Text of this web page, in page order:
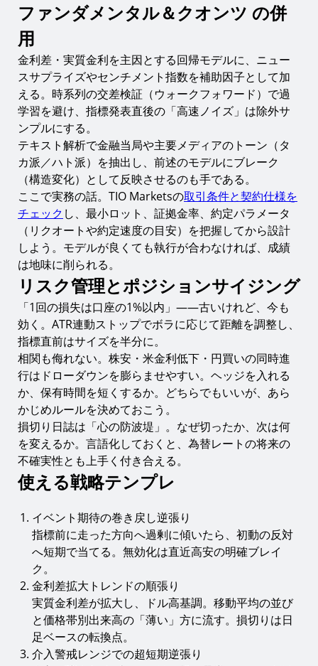
ファンダメンタル＆クオンツ の併
用
金利差・実質金利を主因とする回帰モデルに、ニュー
スサプライズやセンチメント指数を補助因子として加
える。時系列の交差検証（ウォークフォワード）で過
学習を避け、指標発表直後の「高速ノイズ」は除外サ
ンプルにする。
テキスト解析で金融当局や主要メディアのトーン（タ
カ派／ハト派）を抽出し、前述のモデルにブレーク
（構造変化）として反映させるのも手である。
ここで実務の話。TIO Marketsの取引条件と契約仕様を
チェック し、最小ロット、証拠金率、約定パラメータ
（リクオートや約定速度の目安）を把握してから設計
しよう。モデルが良くても執行が合わなければ、成績
は地味に削られる。
リスク管理とポジションサイジング
「1回の損失は口座の1%以内」——古いけれど、今も
効く。ATR連動ストップでボラに応じて距離を調整し、
指標直前はサイズを半分に。
相関も侮れない。株安・米金利低下・円買いの同時進
行はドローダウンを膨らませやすい。ヘッジを入れる
か、保有時間を短くするか。どちらでもいいが、あら
かじめルールを決めておこう。
損切り日誌は「心の防波堤」。なぜ切ったか、次は何
を変えるか。言語化しておくと、為替レートの将来の
不確実性とも上手く付き合える。
使える戦略テンプレ
イベント期待の巻き戻し逆張り
指標前に走った方向へ過剰に傾いたら、初動の反対
へ短期で当てる。無効化は直近高安の明確ブレイ
ク。
金利差拡大トレンドの順張り
実質金利差が拡大し、ドル高基調。移動平均の並び
と価格帯別出来高の「薄い」方に流す。損切りは日
足ベースの転換点。
介入警戒レンジでの超短期逆張り